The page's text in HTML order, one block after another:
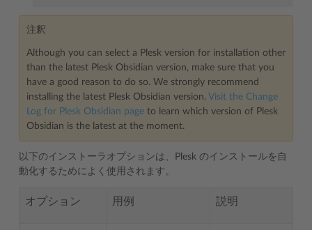
注釈
Although you can select a Plesk version for installation other
than the latest Plesk Obsidian version, make sure that you
have a good reason to do so. We strongly recommend
installing the latest Plesk Obsidian version. Visit the Change
Log for Plesk Obsidian page to learn which version of Plesk
Obsidian is the latest at the moment.
以下のインストーラオプションは、Plesk のインストールを自
動化するためによく使用されます。
オプション 用例 説明